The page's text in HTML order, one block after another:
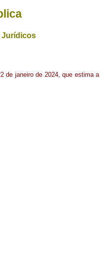
Jurídicos
de janeiro de 2024, que estima